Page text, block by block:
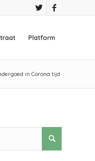
Platform
in Corona tijd